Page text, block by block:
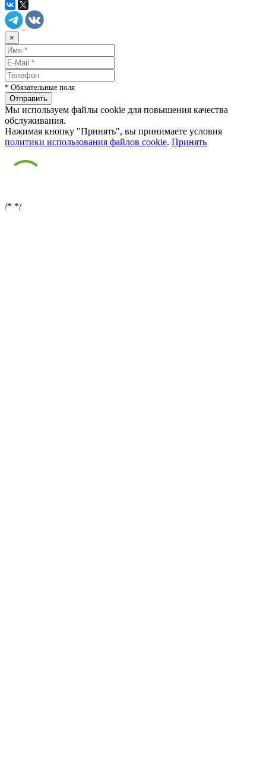
×
* Обязательные поля
Мы используем файлы cookie для повышения качества
обслуживания.
Нажимая кнопку "Принять", вы принимаете условия
политики использования файлов cookie. Принять
/* */